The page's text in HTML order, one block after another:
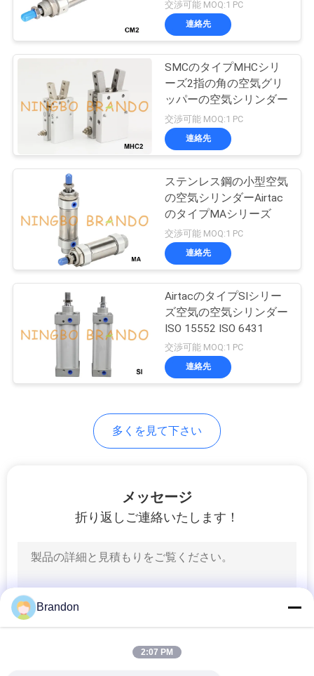
い
COMPANY
NEWS
図
イ
空気圧空気シリンダ
ー
233
フィルター調整装置
ルブリケーター
109
油圧電磁弁のコイル
ソレノイドのコイ
ルのコネクター
交渉可能 MOQ:1 PC
連絡先
SMCのタイプMHCシリ
ーズ2指の角の空気グリ
ッパーの空気シリンダー
交渉可能 MOQ:1 PC
連絡先
ステンレス鋼の小型空気
の空気シリンダーAirtac
のタイプMAシリーズ
交渉可能 MOQ:1 PC
連絡先
AirtacのタイプSIシリー
ズ空気の空気シリンダー
ISO 15552 ISO 6431
交渉可能 MOQ:1 PC
連絡先
多くを見て下さい
メッセージ
折り返しご連絡いたします！
Brandon
2:07 PM